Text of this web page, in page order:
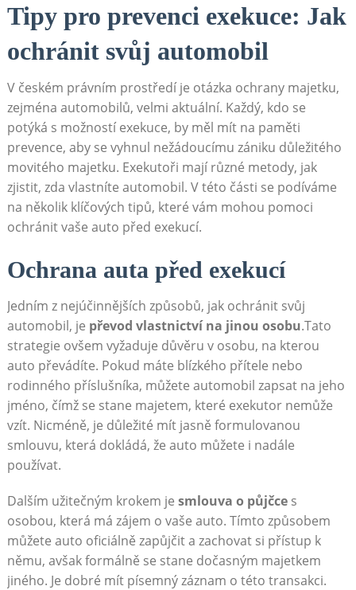
Tipy pro prevenci exekuce: Jak
ochránit svůj automobil
V‌ českém⁣ právním prostředí je otázka ochrany majetku,
zejména automobilů, velmi aktuální. ​Každý, kdo se
potýká s možností exekuce, by měl mít na​ paměti
prevence, ⁢aby se vyhnul ⁤nežádoucímu ⁣zániku důležitého
movitého majetku. Exekutoři mají různé metody,​ jak
zjistit, zda vlastníte automobil. V této části se podíváme
na několik klíčových tipů, které vám mohou pomoci
ochránit vaše auto před exekucí.
Ochrana auta před exekucí
Jedním⁢ z nejúčinnějších způsobů, jak ochránit svůj
automobil, je převod ​vlastnictví na jinou osobu.Tato⁤
strategie ovšem vyžaduje důvěru v osobu, na ‌kterou ​
auto převádíte. Pokud máte blízkého přítele ⁤nebo
rodinného příslušníka, ‍můžete automobil zapsat na jeho
jméno,‌ čímž se stane majetem, které exekutor nemůže ​
vzít. Nicméně, je důležité mít jasně formulovanou
‍smlouvu, která dokládá, ⁢že‍ auto⁤ můžete⁤ i nadále
používat.
Dalším užitečným ‍krokem je smlouva⁢ o půjčces
osobou, která má zájem ⁤o vaše auto. ​Tímto způsobem⁣
můžete auto oficiálně zapůjčit a zachovat si přístup k
němu, avšak formálně se​ stane dočasným majetkem
jiného.‌ Je dobré mít písemný záznam​ o ‍této transakci.